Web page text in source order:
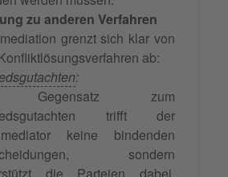
zu anderen Verfahren
grenzt sich klar von
ab:
:
Gegensatz zum
trifft der
keine bindenden
sondern